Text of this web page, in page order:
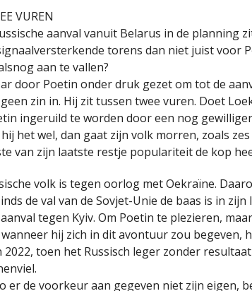
VUREN
aanval vanuit Belarus in de planning
torens dan niet juist voor
aan te vallen?
door Poetin onder druk gezet om tot de
zin in. Hij zit tussen twee vuren. Doet
ingeruild te worden door een nog
het wel, dan gaat zijn volk morren, zoals
van zijn laatste restje populariteit de kop
volk is tegen oorlog met Oekraïne.
de val van de Sovjet-Unie de baas is in
tegen Kyiv. Om Poetin te plezieren,
hij zich in dit avontuur zou begeven,
toen het Russisch leger zonder
er de voorkeur aan gegeven niet zijn eigen,